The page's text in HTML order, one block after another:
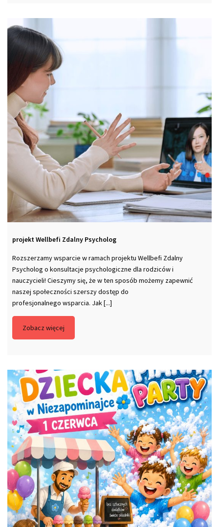
projekt Wellbefi Zdalny Psycholog
Rozszerzamy wsparcie w ramach projektu Wellbefi Zdalny
Psycholog o konsultacje psychologiczne dla rodziców i
nauczycieli! Cieszymy się, że w ten sposób możemy zapewnić
naszej społeczności szerszy dostęp do
profesjonalnego wsparcia. Jak [...]
Zobacz więcej